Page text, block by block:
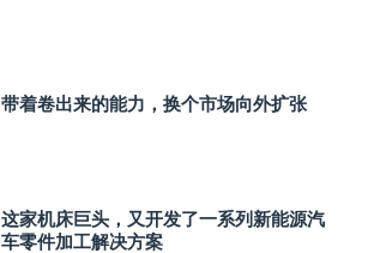
带着卷出来的能力，换个市场向外扩张
这家机床巨头，又开发了一系列新能源汽
车零件加工解决方案